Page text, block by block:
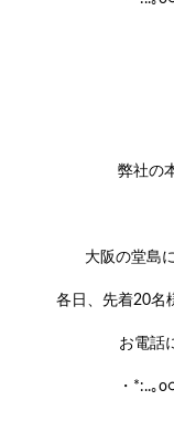
弊社の
大阪の堂島
各日、先着20名
お電話
・*:..｡